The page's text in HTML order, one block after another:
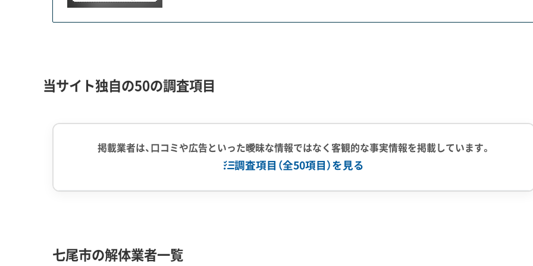
の歴史的景観の維持と安全確保の板挟みという、観光都市ならではの課題に直面しています。
和倉温泉では、日本を代表する旅館「加賀屋」が世界的建築家、隈研吾氏の設計による新館建設を進めるなど、創造
り、事業再開の目処が立たないまま空き地が増えているのが現状です。
巨大な新築現場と、歯抜けになった空き地が混在する景観へと変わりつつあります。営業を再開した旅館の隣で解
体工事をするケースも多く、騒音や振動に最大限配慮した、非常に神経を使う施工が求められます。
通りに面した店舗部分だけを残し、奥の住居部分を解体する「減築（部分解体）」という特殊な需要も生まれています
当サイト独自の50の調査項目
掲載業者は、口コミや広告といった曖昧な情報ではなく客観的な事実情報を掲載しています。
調査項目（全50項目）を見る
七尾市の解体業者一覧